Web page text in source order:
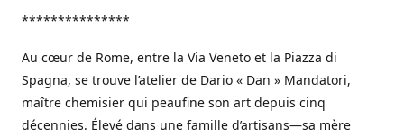
***************
Au cœur de Rome, entre la Via Veneto et la Piazza di
Spagna, se trouve l’atelier de Dario « Dan » Mandatori,
maître chemisier qui peaufine son art depuis cinq
décennies. Élevé dans une famille d’artisans—sa mère